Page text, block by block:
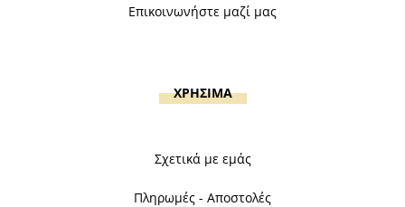
Επικοινωνήστε μαζί μας
ΧΡΗΣΙΜΑ
Σχετικά με εμάς
Πληρωμές - Αποστολές